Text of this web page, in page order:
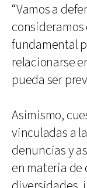
“Vamos a
fundamental
relacionarse
pueda ser
Asimismo,
vinculadas a
denuncias y
en materia de